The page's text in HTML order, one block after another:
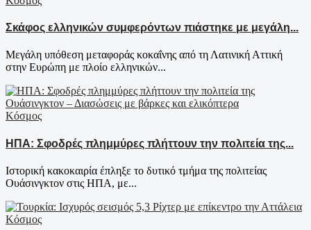
Σκάφος ελληνικών συμφερόντων πιάστηκε με μεγάλη...
Μεγάλη υπόθεση μεταφοράς κοκαΐνης από τη Λατινική Αττική
στην Ευρώπη με πλοίο ελληνικών...
Κόσμος
ΗΠΑ: Σφοδρές πλημμύρες πλήττουν την πολιτεία της...
Ιστορική κακοκαιρία έπληξε το δυτικό τμήμα της πολιτείας
Ουάσινγκτον στις ΗΠΑ, με...
Κόσμος